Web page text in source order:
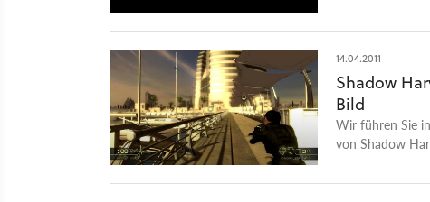
14.04.2011
Shadow
Bild
Wir führen Sie
von Shadow